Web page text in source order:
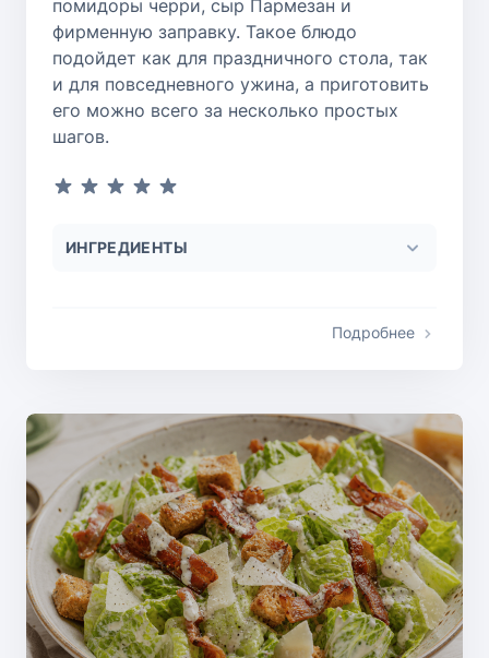
помидоры черри, сыр Пармезан и
фирменную заправку. Такое блюдо
подойдет как для праздничного стола, так
и для повседневного ужина, а приготовить
его можно всего за несколько простых
шагов.
ИНГРЕДИЕНТЫ
Подробнее